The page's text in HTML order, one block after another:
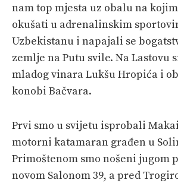
nam top mjesta uz obalu na
okušati u adrenalinskim
Uzbekistanu i napajali se
zemlje na Putu svile. Na Lastovu
mladog vinara Lukšu Hropića i
konobi Bačvara.
Prvi smo u svijetu isprobali
motorni katamaran građen u
Primoštenom smo nošeni jugom
novom Salonom 39, a pred